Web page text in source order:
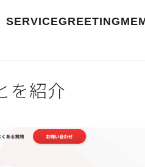
SERVICEGREETING
を紹介